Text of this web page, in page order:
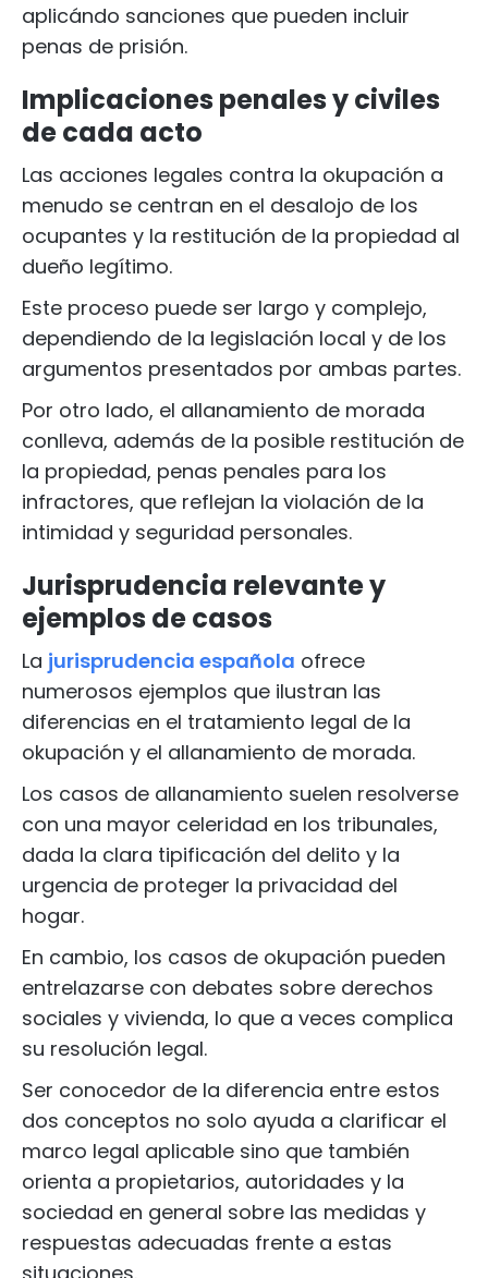
aplicándo sanciones que pueden incluir
penas de prisión.
Implicaciones penales y civiles
de cada acto
Las acciones legales contra la okupación a
menudo se centran en el desalojo de los
ocupantes y la restitución de la propiedad al
dueño legítimo.
Este proceso puede ser largo y complejo,
dependiendo de la legislación local y de los
argumentos presentados por ambas partes.
Por otro lado, el allanamiento de morada
conlleva, además de la posible restitución de
la propiedad, penas penales para los
infractores, que reflejan la violación de la
intimidad y seguridad personales.
Jurisprudencia relevante y
ejemplos de casos
La jurisprudencia española ofrece
numerosos ejemplos que ilustran las
diferencias en el tratamiento legal de la
okupación y el allanamiento de morada.
Los casos de allanamiento suelen resolverse
con una mayor celeridad en los tribunales,
dada la clara tipificación del delito y la
urgencia de proteger la privacidad del
hogar.
En cambio, los casos de okupación pueden
entrelazarse con debates sobre derechos
sociales y vivienda, lo que a veces complica
su resolución legal.
Ser conocedor de la diferencia entre estos
dos conceptos no solo ayuda a clarificar el
marco legal aplicable sino que también
orienta a propietarios, autoridades y la
sociedad en general sobre las medidas y
respuestas adecuadas frente a estas